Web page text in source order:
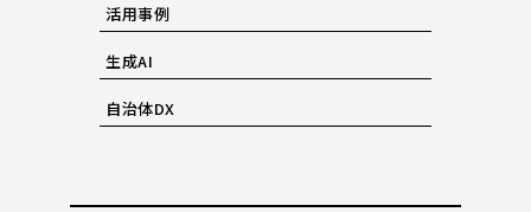
活用事例
生成AI
自治体DX